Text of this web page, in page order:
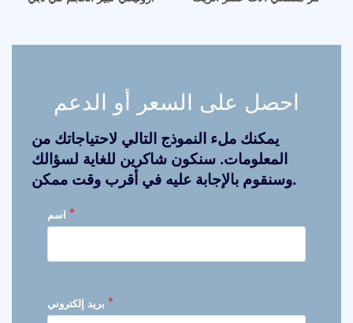
احصل على السعر أو الدعم
يمكنك ملء النموذج التالي لاحتياجاتك من
المعلومات. سنكون شاكرين للغاية لسؤالك
وسنقوم بالإجابة عليه في أقرب وقت ممكن.
*
*